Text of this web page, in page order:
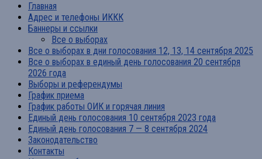
Главная
Адрес и телефоны ИККК
Баннеры и ссылки
Все о выборах
Все о выборах в дни голосования 12, 13, 14 сентября 2025
Все о выборах в единый день голосования 20 сентября
2026 года
Выборы и референдумы
График приема
График работы ОИК и горячая линия
Единый день голосования 10 сентября 2023 года
Единый день голосования 7 — 8 сентября 2024
Законодательство
Контакты